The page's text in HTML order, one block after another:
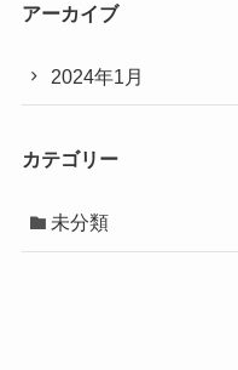
アーカイブ
2024年1月
カテゴリー
未分類